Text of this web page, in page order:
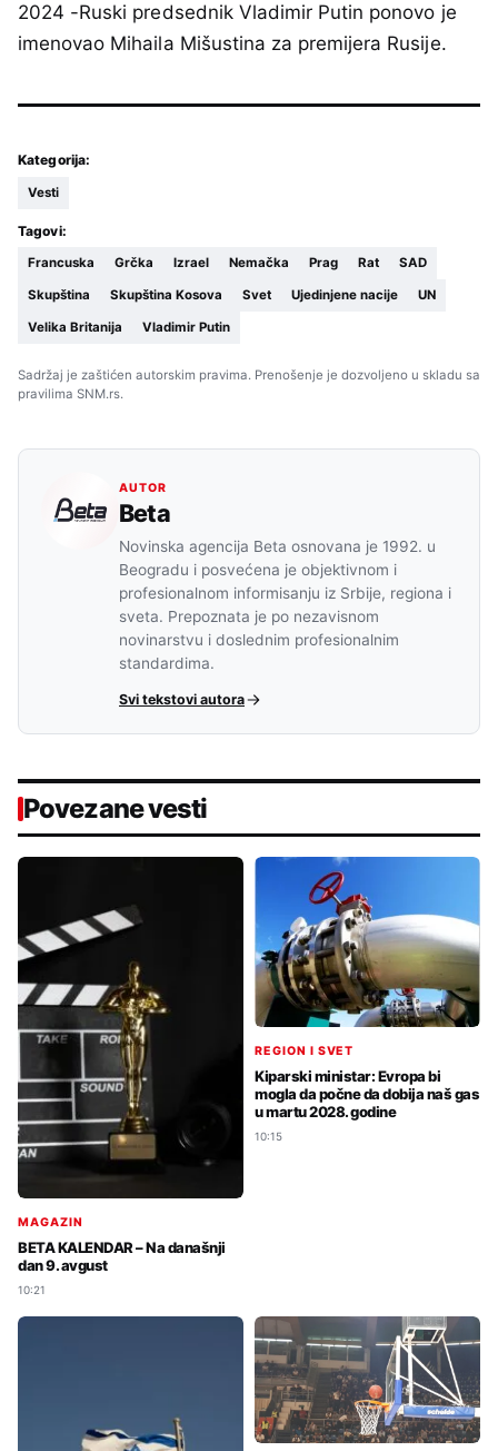
2024 -Ruski predsednik Vladimir Putin ponovo je
imenovao Mihaila Mišustina za premijera Rusije.
Kategorija:
Vesti
Tagovi:
Francuska Grčka Izrael Nemačka Prag Rat SAD
Skupština Skupština Kosova Svet Ujedinjene nacije UN
Velika Britanija Vladimir Putin
Sadržaj je zaštićen autorskim pravima. Prenošenje je dozvoljeno u skladu sa
pravilima SNM.rs.
AUTOR
Beta
Novinska agencija Beta osnovana je 1992. u
Beogradu i posvećena je objektivnom i
profesionalnom informisanju iz Srbije, regiona i
sveta. Prepoznata je po nezavisnom
novinarstvu i doslednim profesionalnim
standardima.
Svi tekstovi autora
Povezane vesti
MAGAZIN
BETA KALENDAR – Na današnji
dan 9. avgust
10:21
REGION I SVET
Kiparski ministar: Evropa bi
mogla da počne da dobija naš gas
u martu 2028. godine
10:15